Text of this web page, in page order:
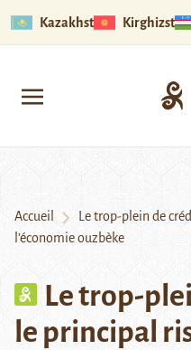
Kazakhstan Kirghizstan
Accueil
Le trop-plein de
l’économie ouzbèke
Le trop-
le principal